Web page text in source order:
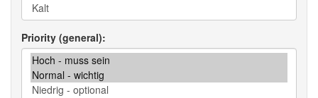
Priority (general)